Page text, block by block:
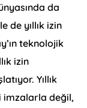
da
de yıllık izin
teknolojik
izin
Yıllık
imzalarla değil,